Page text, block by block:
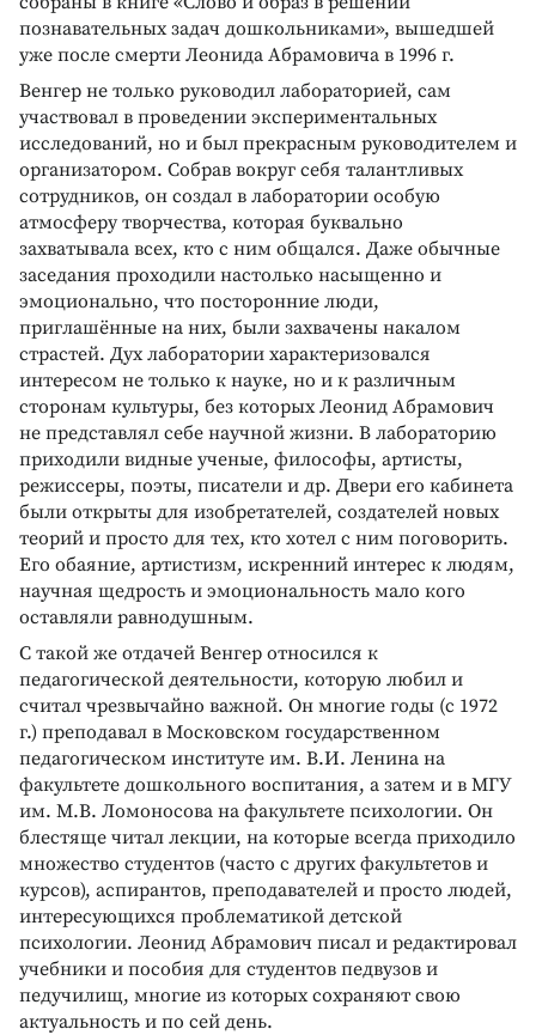
познавательных задач дошкольниками», вышедшей
уже после смерти Леонида Абрамовича в 1996 г.
Венгер не только руководил лабораторией, сам
участвовал в проведении экспериментальных
исследований, но и был прекрасным руководителем и
организатором. Собрав вокруг себя талантливых
сотрудников, он создал в лаборатории особую
атмосферу творчества, которая буквально
захватывала всех, кто с ним общался. Даже обычные
заседания проходили настолько насыщенно и
эмоционально, что посторонние люди,
приглашённые на них, были захвачены накалом
страстей. Дух лаборатории характеризовался
интересом не только к науке, но и к различным
сторонам культуры, без которых Леонид Абрамович
не представлял себе научной жизни. В лабораторию
приходили видные ученые, философы, артисты,
режиссеры, поэты, писатели и др. Двери его кабинета
были открыты для изобретателей, создателей новых
теорий и просто для тех, кто хотел с ним поговорить.
Его обаяние, артистизм, искренний интерес к людям,
научная щедрость и эмоциональность мало кого
оставляли равнодушным.
С такой же отдачей Венгер относился к
педагогической деятельности, которую любил и
считал чрезвычайно важной. Он многие годы (с 1972
г.) преподавал в Московском государственном
педагогическом институте им. В.И. Ленина на
факультете дошкольного воспитания, а затем и в МГУ
им. М.В. Ломоносова на факультете психологии. Он
блестяще читал лекции, на которые всегда приходило
множество студентов (часто с других факультетов и
курсов), аспирантов, преподавателей и просто людей,
интересующихся проблематикой детской
психологии. Леонид Абрамович писал и редактировал
учебники и пособия для студентов педвузов и
педучилищ, многие из которых сохраняют свою
актуальность и по сей день.